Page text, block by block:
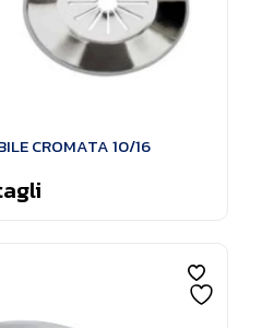
CROMATA 10/16